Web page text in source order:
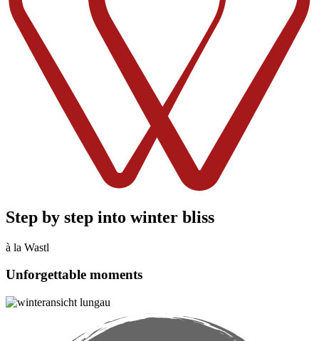
Step by step into winter bliss
à la Wastl
Unforgettable moments